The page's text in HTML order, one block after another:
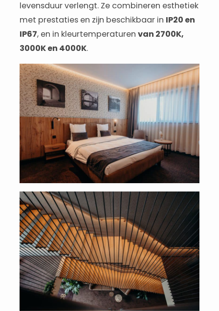
levensduur verlengt. Ze combineren esthetiek
met prestaties en zijn beschikbaar in IP20 en
IP67, en in kleurtemperaturenvan 2700K,
3000K en 4000K.